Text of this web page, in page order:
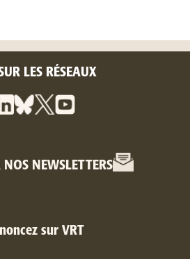
LES RÉSEAUX
NOS NEWSLETTERS
sur VRT